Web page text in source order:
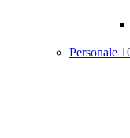
Personale